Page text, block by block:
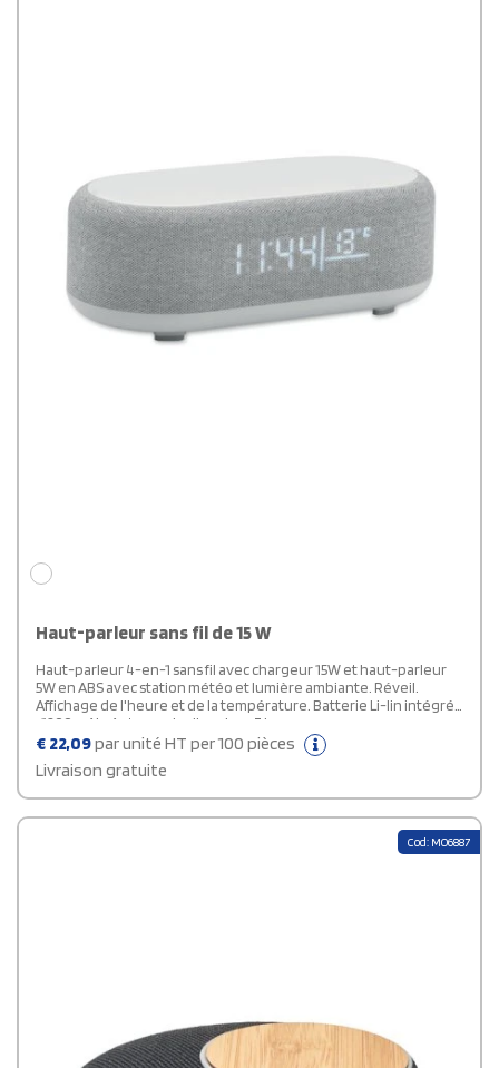
Haut-parleur sans fil de 15 W
Haut-parleur 4-en-1 sans fil avec chargeur 15W et haut-parleur
5W en ABS avec station météo et lumière ambiante. Réveil.
Affichage de l'heure et de la température. Batterie Li-Iin intégrée
: 1200 mAh. Autonomie d'environ 7 heures.
€ 22,09par unité HT per 100 pièces
Livraison gratuite
Cod: MO6887